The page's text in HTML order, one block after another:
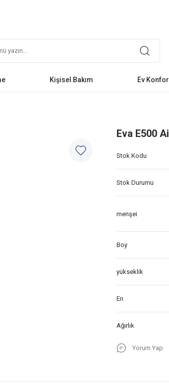
Kişisel Bakım Ev
Eva E500
Stok Kodu
Stok Durumu
menşei
Boy
yükseklik
En
Ağırlık
Yorum Yap